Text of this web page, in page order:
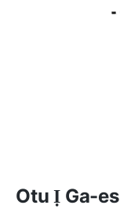
Otu Ị Ga-